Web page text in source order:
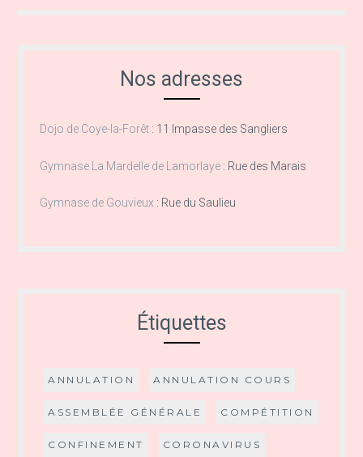
Nos adresses
Dojo de Coye-la-Forêt : 11 Impasse des Sangliers
Gymnase La Mardelle de Lamorlaye : Rue des Marais
Gymnase de Gouvieux : Rue du Saulieu
Étiquettes
ANNULATION ANNULATION COURS
ASSEMBLÉE GÉNÉRALE COMPÉTITION
CONFINEMENT CORONAVIRUS